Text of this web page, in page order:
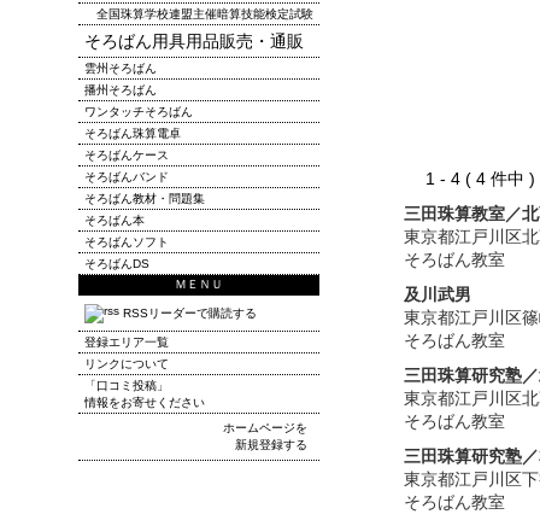
1 - 4 ( 4 件
三田珠算教室／
東京都江戸川区
そろばん教室
及川武男
東京都江戸川区
そろばん教室
三田珠算研究塾
東京都江戸川区
そろばん教室
三田珠算研究塾
東京都江戸川区
そろばん教室
全国珠算学校連盟主催暗算技能検定試験
そろばん用具用品販売・通販
雲州そろばん
播州そろばん
ワンタッチそろばん
そろばん珠算電卓
そろばんケース
そろばんバンド
そろばん教材・問題集
そろばん本
そろばんソフト
そろばんDS
ＭＥＮＵ
RSSリーダーで購読する
登録エリア一覧
リンクについて
「口コミ投稿」
情報をお寄せください
ホームページを
新規登録する